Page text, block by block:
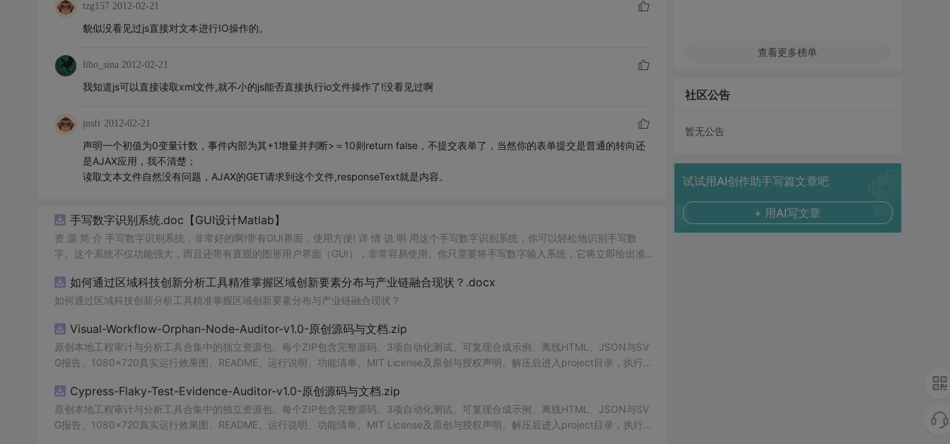
tzg157 2012-02-21
貌似没看见过js直接对文本进行IO操作的。
libo_sina 2012-02-21
我知道js可以直接读取xml文件,就不小的js能否直接执行io文件操作了!没看见过啊
jusfr 2012-02-21
声明一个初值为0变量计数，事件内部为其+1增量并判断>＝10则return false，不提交表单了，当然你的表单提交是普通的转向还
是AJAX应用，我不清楚；
读取文本文件自然没有问题，AJAX的GET请求到这个文件,responseText就是内容。
手写数字识别系统.doc【GUI设计Matlab】
资 源 简 介 手写数字识别系统，非常好的啊!带有GUI界面，使用方便! 详 情 说 明 用这个手写数字识别系统，你可以轻松地识别手写数
字。这个系统不仅功能强大，而且还带有直观的图形用户界面（GUI），非常容易使用。你只需要将手写数字输入系统，它将立即给出准确
便和实用的工具，你一定会喜欢它的！
如何通过区域科技创新分析工具精准掌握区域创新要素分布与产业链融合现状？.docx
如何通过区域科技创新分析工具精准掌握区域创新要素分布与产业链融合现状？
Visual-Workflow-Orphan-Node-Auditor-v1.0-原创源码与文档.zip
原创本地工程审计与分析工具合集中的独立资源包。每个ZIP包含完整源码、3项自动化测试、可复现合成示例、离线HTML、JSON与SV
G报告、1080×720真实运行效果图、README、运行说明、功能清单、MIT License及原创与授权声明。解压后进入project目录，执行np
源码、Logo、官方截图、论文、生产日志或其他受限素材。适合前端开发、AI应用工程、测试审计和课程实践。
Cypress-Flaky-Test-Evidence-Auditor-v1.0-原创源码与文档.zip
原创本地工程审计与分析工具合集中的独立资源包。每个ZIP包含完整源码、3项自动化测试、可复现合成示例、离线HTML、JSON与SV
G报告、1080×720真实运行效果图、README、运行说明、功能清单、MIT License及原创与授权声明。解压后进入project目录，执行np
查看更多榜单
社区公告
暂无公告
试试用AI创作助手写篇文章吧
+ 用AI写文章